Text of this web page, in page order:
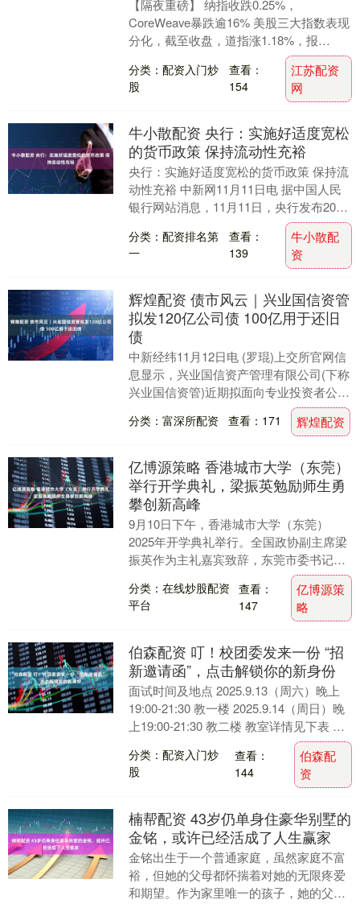
【隔夜重磅】 纳指收跌0.25%，
CoreWeave暴跌逾16% 美股三大指数表现
分化，截至收盘，道指涨1.18%，报
47927.96点，收盘价创历史新高；纳指....
分类：配资入门炒
股
查看：
154
江苏配资
网
牛小散配资 央行：实施好适度宽松
的货币政策 保持流动性充裕
央行：实施好适度宽松的货币政策 保持流
动性充裕 中新网11月11日电 据中国人民
银行网站消息，11月11日，央行发布2025
年第三季度中国货币政策执行报告。报
告....
分类：配资排名第
一
查看：
139
牛小散配
资
辉煌配资 债市风云｜兴业国信资管
拟发120亿公司债 100亿用于还旧
债
中新经纬11月12日电 (罗琨)上交所官网信
息显示，兴业国信资产管理有限公司(下称
兴业国信资管)近期拟面向专业投资者公开
发行公司债券，拟发行金额为70亿元。牵
头....
分类：富深所配资 查看：171 辉煌配资
亿博源策略 香港城市大学（东莞）
举行开学典礼，梁振英勉励师生勇
攀创新高峰
9月10日下午，香港城市大学（东莞）
2025年开学典礼举行。全国政协副主席梁
振英作为主礼嘉宾致辞，东莞市委书记韦
皓，广东省政协副秘书长伍守荣，东莞市
领导郑国洪、....
分类：在线炒股配资
平台
查看：
147
亿博源策
略
伯森配资 叮！校团委发来一份 “招
新邀请函”，点击解锁你的新身份
面试时间及地点 2025.9.13（周六）晚上
19:00-21:30 教一楼 2025.9.14（周日）晚
上19:00-21:30 教二楼 教室详情见下表 教
分类：配资入门炒
股
查看：
144
伯森配
资
楠帮配资 43岁仍单身住豪华别墅的
金铭，或许已经活成了人生赢家
金铭出生于一个普通家庭，虽然家庭不富
裕，但她的父母都怀揣着对她的无限疼爱
和期望。作为家里唯一的孩子，她的父母